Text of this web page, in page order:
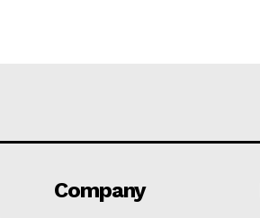
Company